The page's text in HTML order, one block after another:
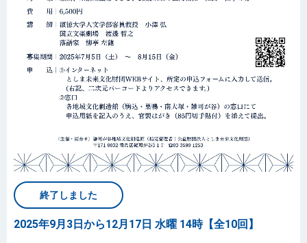
終了しました
2025年9月3日から12月17日 水曜 14時【全10回】